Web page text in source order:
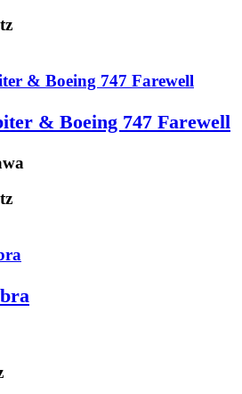
& Boeing 747 Farewell